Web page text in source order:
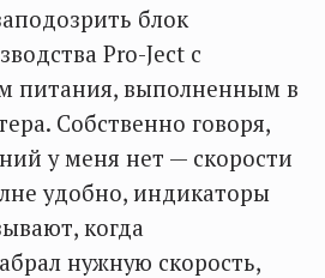
блок
Pro-Ject с
питания, выполненным в
Собственно говоря,
у меня нет — скорости
удобно, индикаторы
когда
нужную скорость,